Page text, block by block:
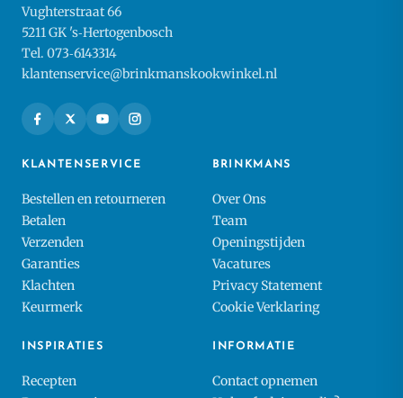
Vughterstraat 66
5211 GK 's‑Hertogenbosch
Tel. 073‑6143314
klantenservice@brinkmanskookwinkel.nl
KLANTENSERVICE
Bestellen en retourneren
Betalen
Verzenden
Garanties
Klachten
Keurmerk
BRINKMANS
Over Ons
Team
Openingstijden
Vacatures
Privacy Statement
Cookie Verklaring
INSPIRATIES
Recepten
INFORMATIE
Contact opnemen